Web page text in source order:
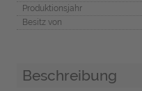
Produktionsjahr
Besitz von
Beschreibung